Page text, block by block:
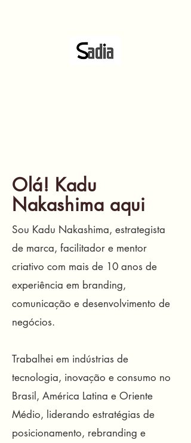
Olá! Kadu
Nakashima aqui
Sou Kadu Nakashima, estrategista
de marca, facilitador e mentor
criativo com mais de 10 anos de
experiência em branding,
comunicação e desenvolvimento de
negócios.
Trabalhei em indústrias de
tecnologia, inovação e consumo no
Brasil, América Latina e Oriente
Médio, liderando estratégias de
posicionamento, rebranding e